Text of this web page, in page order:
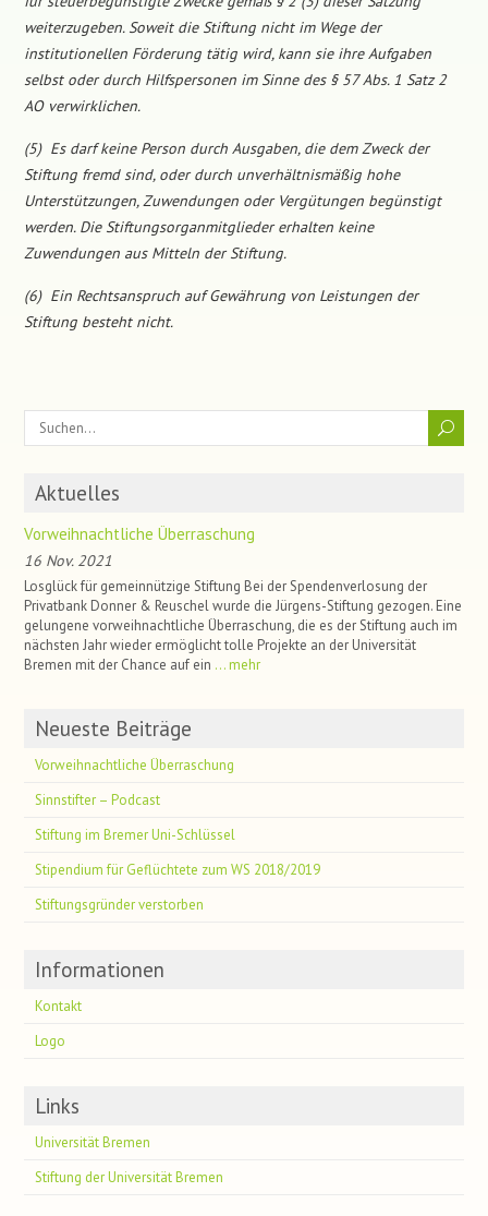
weiterzugeben. Soweit die Stiftung nicht im Wege der
institutionellen Förderung tätig wird, kann sie ihre Aufgaben
selbst oder durch Hilfspersonen im Sinne des § 57 Abs. 1 Satz 2
AO verwirklichen.
(5) Es darf keine Person durch Ausgaben, die dem Zweck der
Stiftung fremd sind, oder durch unverhältnismäßig hohe
Unterstützungen, Zuwendungen oder Vergütungen begünstigt
werden. Die Stiftungsorganmitglieder erhalten keine
Zuwendungen aus Mitteln der Stiftung.
(6) Ein Rechtsanspruch auf Gewährung von Leistungen der
Stiftung besteht nicht.
Aktuelles
Vorweihnachtliche Überraschung
16 Nov. 2021
Losglück für gemeinnützige Stiftung Bei der Spendenverlosung der
Privatbank Donner & Reuschel wurde die Jürgens-Stiftung gezogen. Eine
gelungene vorweihnachtliche Überraschung, die es der Stiftung auch im
nächsten Jahr wieder ermöglicht tolle Projekte an der Universität
Bremen mit der Chance auf ein … mehr
Neueste Beiträge
Vorweihnachtliche Überraschung
Sinnstifter – Podcast
Stiftung im Bremer Uni-Schlüssel
Stipendium für Geflüchtete zum WS 2018/2019
Stiftungsgründer verstorben
Informationen
Kontakt
Logo
Links
Universität Bremen
Stiftung der Universität Bremen